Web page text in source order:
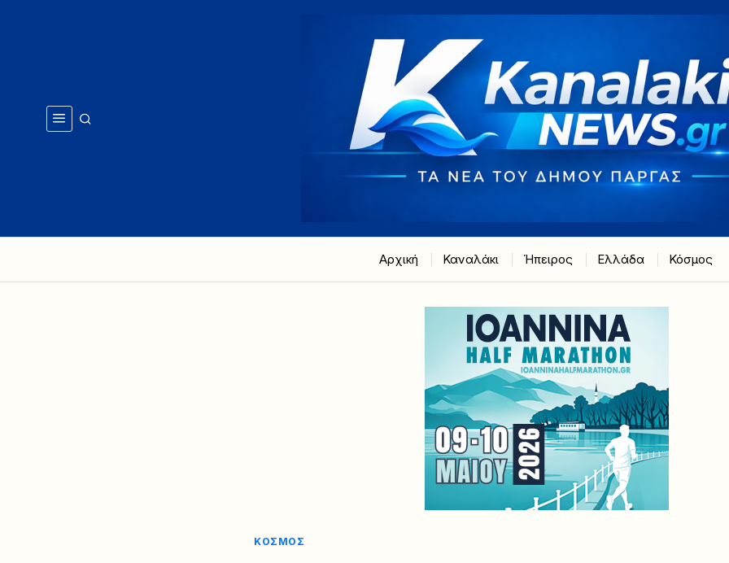
Αρχική Καναλάκι Ήπειρος Ελλάδα Κόσμος
ΚΌΣΜΟΣ